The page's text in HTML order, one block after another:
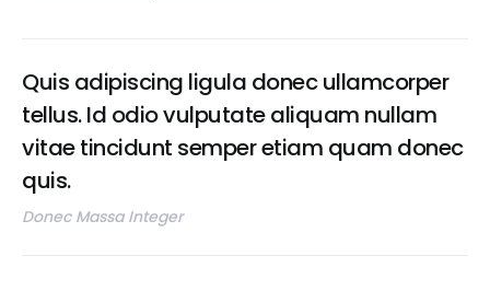
Quis adipiscing ligula donec ullamcorper
tellus. Id odio vulputate aliquam nullam
vitae tincidunt semper etiam quam donec
quis.
Donec Massa Integer